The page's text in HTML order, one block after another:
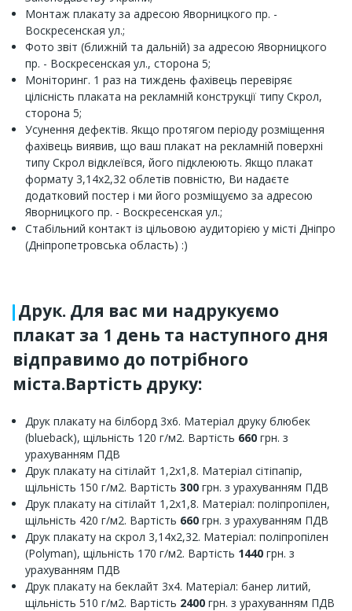
Монтаж плакату за адресою Яворницкого пр. -
Воскресенская ул.;
Фото звіт (ближній та дальній) за адресою Яворницкого
пр. - Воскресенская ул., сторона 5;
Моніторинг. 1 раз на тиждень фахівець перевіряє
цілісність плаката на рекламній конструкції типу Скрол,
сторона 5;
Усунення дефектів. Якщо протягом періоду розміщення
фахівець виявив, що ваш плакат на рекламній поверхні
типу Скрол відклеївся, його підклеюють. Якщо плакат
формату 3,14х2,32 облетів повністю, Ви надаєте
додатковий постер і ми його розміщуємо за адресою
Яворницкого пр. - Воскресенская ул.;
Стабільний контакт із цільовою аудиторією у місті Дніпро
(Дніпропетровська область) :)
Друк. Для вас ми надрукуємо
плакат за 1 день та наступного дня
відправимо до потрібного
міста.Вартість друку:
Друк плакату на білборд 3х6. Матеріал друку блюбек
(blueback), щільність 120 г/м2. Вартість 660 грн. з
урахуванням ПДВ
Друк плакату на сітілайт 1,2х1,8. Матеріал сітіпапір,
щільність 150 г/м2. Вартість 300 грн. з урахуванням ПДВ
Друк плакату на сітілайт 1,2х1,8. Матеріал: поліпропілен,
щільність 420 г/м2. Вартість 660 грн. з урахуванням ПДВ
Друк плакату на скрол 3,14х2,32. Матеріал: поліпропілен
(Polyman), щільність 170 г/м2. Вартість 1440 грн. з
урахуванням ПДВ
Друк плакату на беклайт 3х4. Матеріал: банер литий,
щільність 510 г/м2. Вартість 2400 грн. з урахуванням ПДВ